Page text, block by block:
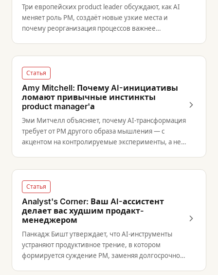
Три европейских product leader обсуждают, как AI
меняет роль PM, создаёт новые узкие места и
почему реорганизация процессов важнее
Статья
Amy Mitchell: Почему AI-инициативы
ломают привычные инстинкты
product manager'а
Эми Митчелл объясняет, почему AI-трансформация
требует от PM другого образа мышления — с
акцентом на контролируемые эксперименты, а не
Статья
Analyst's Corner: Ваш AI-ассистент
делает вас худшим продакт-
менеджером
Панкадж Бишт утверждает, что AI-инструменты
устраняют продуктивное трение, в котором
формируется суждение PM, заменяя долгосрочное